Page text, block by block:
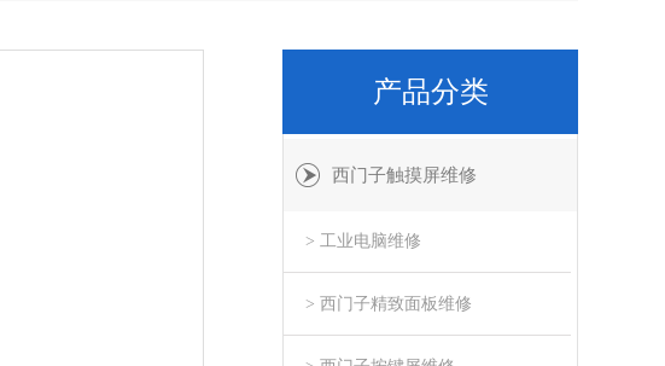
产品分类
西门子触摸屏维修
> 工业电脑维修
> 西门子精致面板维修